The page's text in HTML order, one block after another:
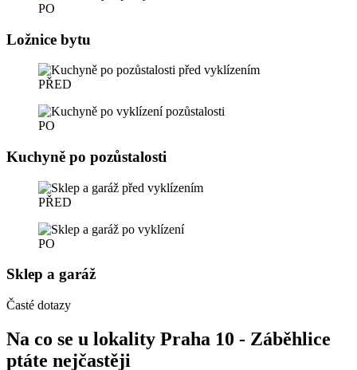
PO
Ložnice bytu
PŘED
PO
Kuchyně po pozůstalosti
PŘED
PO
Sklep a garáž
Časté dotazy
Na co se u lokality Praha 10 - Záběhlice
ptáte nejčastěji